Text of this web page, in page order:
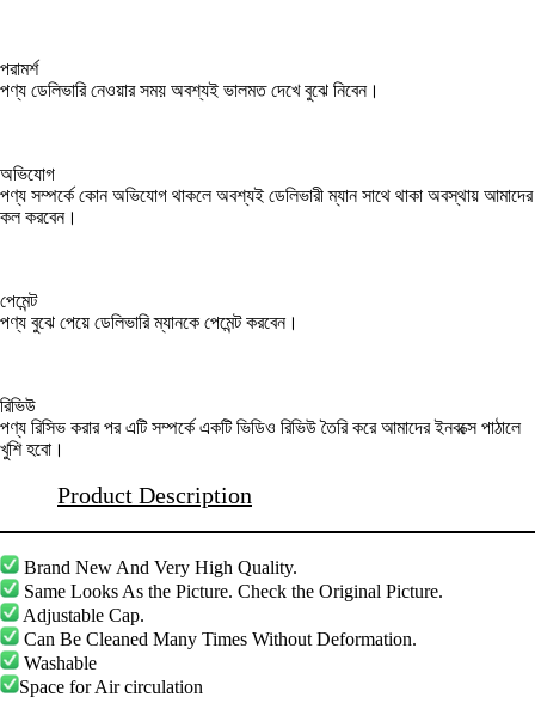
পরামর্শ
পণ্য ডেলিভারি নেওয়ার সময় অবশ্যই ভালমত দেখে বুঝে নিবেন।
অভিযোগ
পণ্য সম্পর্কে কোন অভিযোগ থাকলে অবশ্যই ডেলিভারী ম্যান সাথে থাকা অবস্থায় আমাদের
কল করবেন।
পেমেন্ট
পণ্য বুঝে পেয়ে ডেলিভারি ম্যানকে পেমেন্ট করবেন।
রিভিউ
পণ্য রিসিভ করার পর এটি সম্পর্কে একটি ভিডিও রিভিউ তৈরি করে আমাদের ইনবক্সে পাঠালে
খুশি হবো।
Product Description
Brand New And Very High Quality.
Same Looks As the Picture. Check the Original Picture.
Adjustable Cap.
Can Be Cleaned Many Times Without Deformation.
Washable
Space for Air circulation